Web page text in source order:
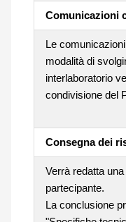
Comunicazioni
Le
modalità di
interlaboratorio
condivisione del
Consegna dei
Verrà redatta
partecipante.
La conclusione